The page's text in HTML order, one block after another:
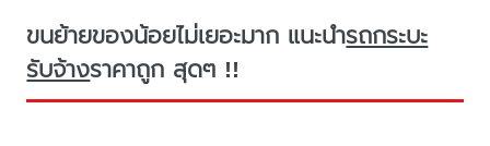
ขนย้ายของน้อยไม่เยอะมาก แนะนำรถกระบะ
รับจ้างราคาถูก สุดๆ !!